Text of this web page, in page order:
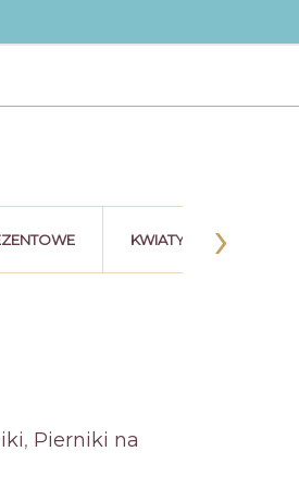
KWIATY Z CZEKOLADY
›
, Pierniki na